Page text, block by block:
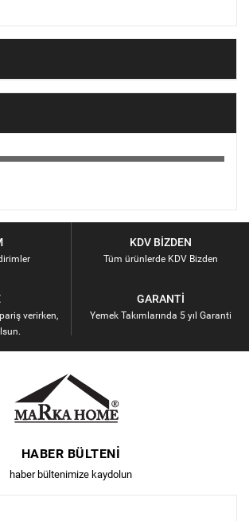
KDV BIZDEN
Tüm ürünlerde KDV Bizden
verirken,
GARANTI
Yemek Takımlarında 5 yıl Garanti
HABER BÜLTENI
haber bültenimize kaydolun